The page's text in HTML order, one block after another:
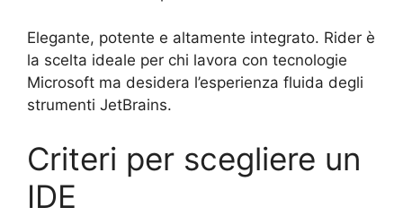
Elegante, potente e altamente integrato. Rider è
la scelta ideale per chi lavora con tecnologie
Microsoft ma desidera l’esperienza fluida degli
strumenti JetBrains.
Criteri per scegliere un
IDE